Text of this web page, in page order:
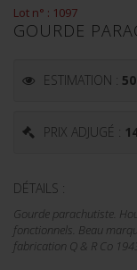
Lot n° : 1097
GOURDE
ESTIMATION :
PRIX ADJUGÉ :
DÉTAILS :
Gourde parachutiste.
fonctionnels. Beau
fabrication Q & R Co